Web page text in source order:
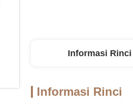
Informasi Rinci
Informasi Rinci